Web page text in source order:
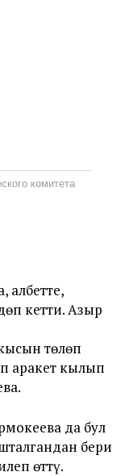
комитета
албетте,
кетти. Азыр
төлөп
аракет кылып
да бул
бери
өттү.